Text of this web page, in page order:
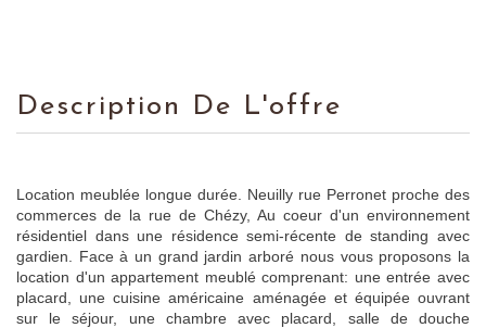
Description De L'offre
Location meublée longue durée. Neuilly rue Perronet proche des
commerces de la rue de Chézy, Au coeur d'un environnement
résidentiel dans une résidence semi-récente de standing avec
gardien. Face à un grand jardin arboré nous vous proposons la
location d'un appartement meublé comprenant: une entrée avec
placard, une cuisine américaine aménagée et équipée ouvrant
sur le séjour, une chambre avec placard, salle de douche